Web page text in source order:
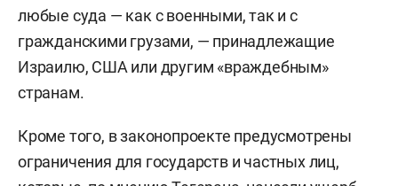
любые суда — как с военными, так и с
гражданскими грузами, — принадлежащие
Израилю, США или другим «враждебным»
странам.
Кроме того, в законопроекте предусмотрены
ограничения для государств и частных лиц,